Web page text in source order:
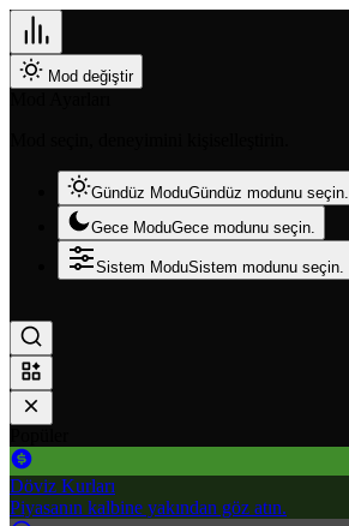
Mod değiştir
Gündüz ModuGündüz modunu seçin.
Gece ModuGece modunu seçin.
Sistem ModuSistem modunu seçin.
Döviz Kurları
Piyasanın kalbine yakından göz atın.